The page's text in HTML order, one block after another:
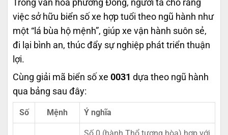
Trong văn hóa phương Đông, người ta cho rằng
việc sở hữu biển số xe hợp tuổi theo ngũ hành như
một “lá bùa hộ mệnh”, giúp xe vận hành suôn sẻ,
đi lại bình an, thúc đẩy sự nghiệp phát triển thuận
lợi.
Cùng giải mã biển số xe 0031 dựa theo ngũ hành
qua bảng sau đây:
Số Mệnh Ý nghĩa